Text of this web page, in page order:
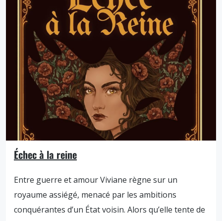
Échec à la reine
Entre guerre et amour Viviane règne sur un
royaume assiégé, menacé par les ambitions
conquérantes d’un État voisin. Alors qu’elle tente de